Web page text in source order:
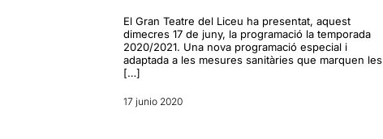
El Gran Teatre del Liceu ha presentat, aquest
dimecres 17 de juny, la programació la temporada
2020/2021. Una nova programació especial i
adaptada a les mesures sanitàries que marquen les
[…]
17 junio 2020